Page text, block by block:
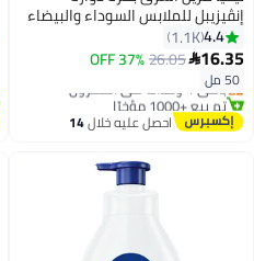
إنڤيزيبل للملابس السوداء والبيضاء
الأصلي للرجال 50ملليلتر
4.4
1.1K
16.35
26.05
37% OFF
50 ملتوصيل مجاني
باقي 1 وحدات في المخزون
تم بيع +1000 مؤخرًا
احصل عليه خلال14